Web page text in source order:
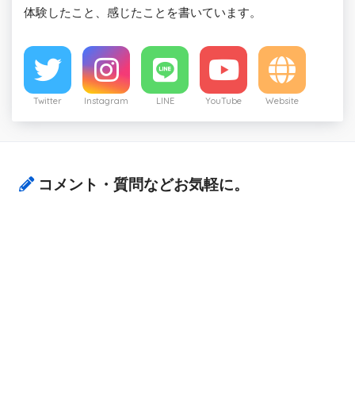
体験したこと、感じたことを書いています。
Twitter Instagram LINE YouTube Website
コメント・質問などお気軽に。